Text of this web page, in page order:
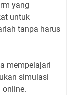
yang
untuk
tanpa harus
mempelajari
simulasi
online.